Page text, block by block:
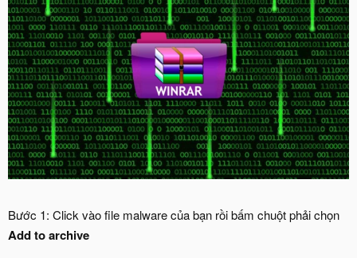
Bước 1: Click vào file malware của bạn rồi bấm chuột phải chọn
Add to archive